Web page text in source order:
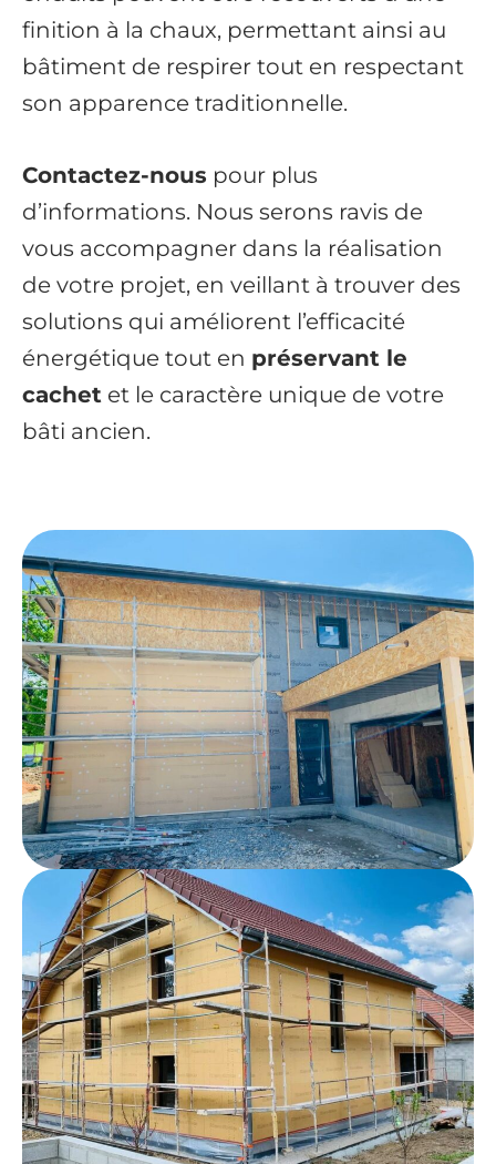
finition à la chaux, permettant ainsi au
bâtiment de respirer tout en respectant
son apparence traditionnelle.
Contactez-nous pour plus
d’informations. Nous serons ravis de
vous accompagner dans la réalisation
de votre projet, en veillant à trouver des
solutions qui améliorent l’efficacité
énergétique tout en préservant le
cachet et le caractère unique de votre
bâti ancien.